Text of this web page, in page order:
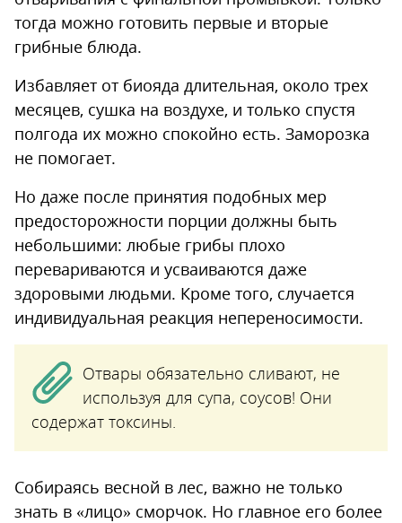
тогда можно готовить первые и вторые
грибные блюда.
Избавляет от биояда длительная, около трех
месяцев, сушка на воздухе, и только спустя
полгода их можно спокойно есть. Заморозка
не помогает.
Но даже после принятия подобных мер
предосторожности порции должны быть
небольшими: любые грибы плохо
перевариваются и усваиваются даже
здоровыми людьми. Кроме того, случается
индивидуальная реакция непереносимости.
Отвары обязательно сливают, не
используя для супа, соусов! Они
содержат токсины.
Собираясь весной в лес, важно не только
знать в «лицо» сморчок. Но главное его более